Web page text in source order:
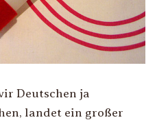
Deutschen ja
landet ein großer